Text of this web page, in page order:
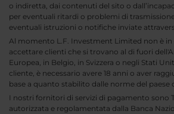
o indiretta, dai contenuti del sito o
per eventuali ritardi o problemi di
eventuali istruzioni o notifiche inviate
Al momento L.F. Investment Limited non è
accettare clienti che si trovano al di fuori
Europea, in Belgio, in Svizzera o negli Stati
cliente, è necessario avere 18 anni o aver
base a quanto stabilito dalle norme del paese
I nostri fornitori di servizi di pagamento sono
autorizzata e regolamentata dalla Banca